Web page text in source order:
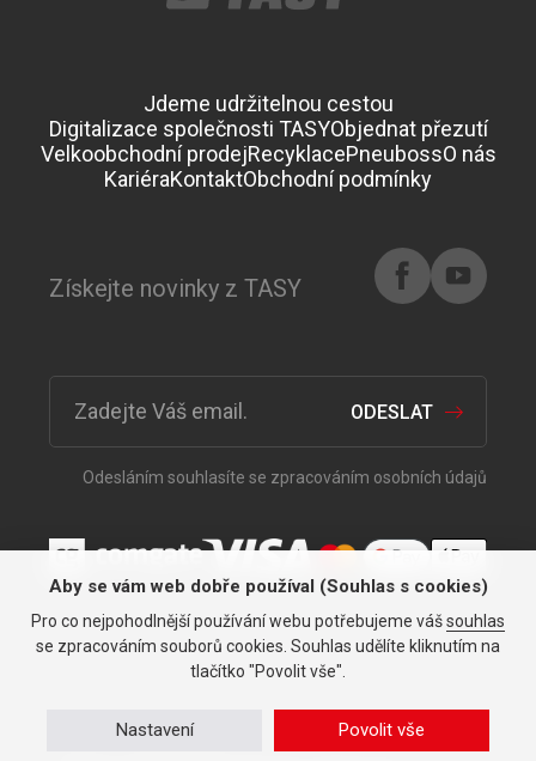
Jdeme udržitelnou cestou
Digitalizace společnosti TASYObjednat přezutí
Velkoobchodní prodejRecyklacePneubossO nás
KariéraKontaktObchodní podmínky
Získejte novinky z TASY
ODESLAT
Odesláním souhlasíte se zpracováním osobních údajů
Vše pro vaše auto již od roku
1991.
Aby se vám web dobře používal (Souhlas s cookies)
Pro co nejpohodlnější používání webu potřebujeme vášsouhlas
se zpracováním souborů cookies. Souhlas udělíte kliknutím na
tlačítko "Povolit vše".
Povolit vše
Nastavení